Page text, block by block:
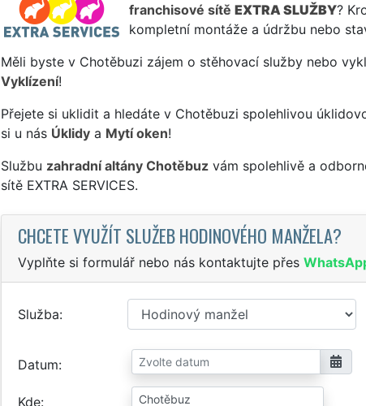
franchisové sítě EXTRA SLUŽBY?
kompletní montáže a údržbu nebo
Měli byste v Chotěbuzi zájem o stěhovací služby nebo
Vyklízení!
Přejete si uklidit a hledáte v Chotěbuzi spolehlivou
si u nás Úklidya Mytí oken!
Službu zahradní altány Chotěbuzvám spolehlivě a
sítě EXTRA SERVICES.
CHCETE VYUŽÍT SLUŽEB HODINOVÉHO MANŽELA?
Vyplňte si formulář nebo nás kontaktujte přes
Služba
Datum
Kde